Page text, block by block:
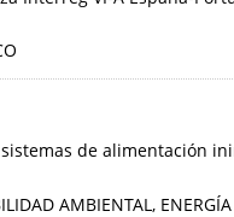
de alimentación
AMBIENTAL,